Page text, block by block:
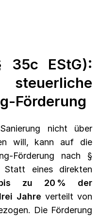
35c EStG):
Förderung
nicht über
will, kann auf die
Förderung nach §
Statt eines direkten
zu 20 % der
Jahre verteilt von
Die Förderung